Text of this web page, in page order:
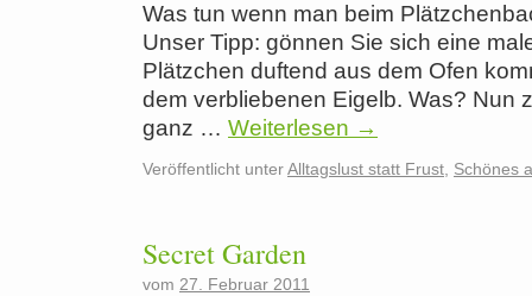
Was tun wenn man beim
Unser Tipp: gönnen Sie sich eine
Plätzchen duftend aus dem Ofen
dem verbliebenen Eigelb. Was? Nun
ganz … Weiterlesen →
Veröffentlicht unterAlltagslust statt Frust Schönes
Secret Garden
vom 27. Februar 2011